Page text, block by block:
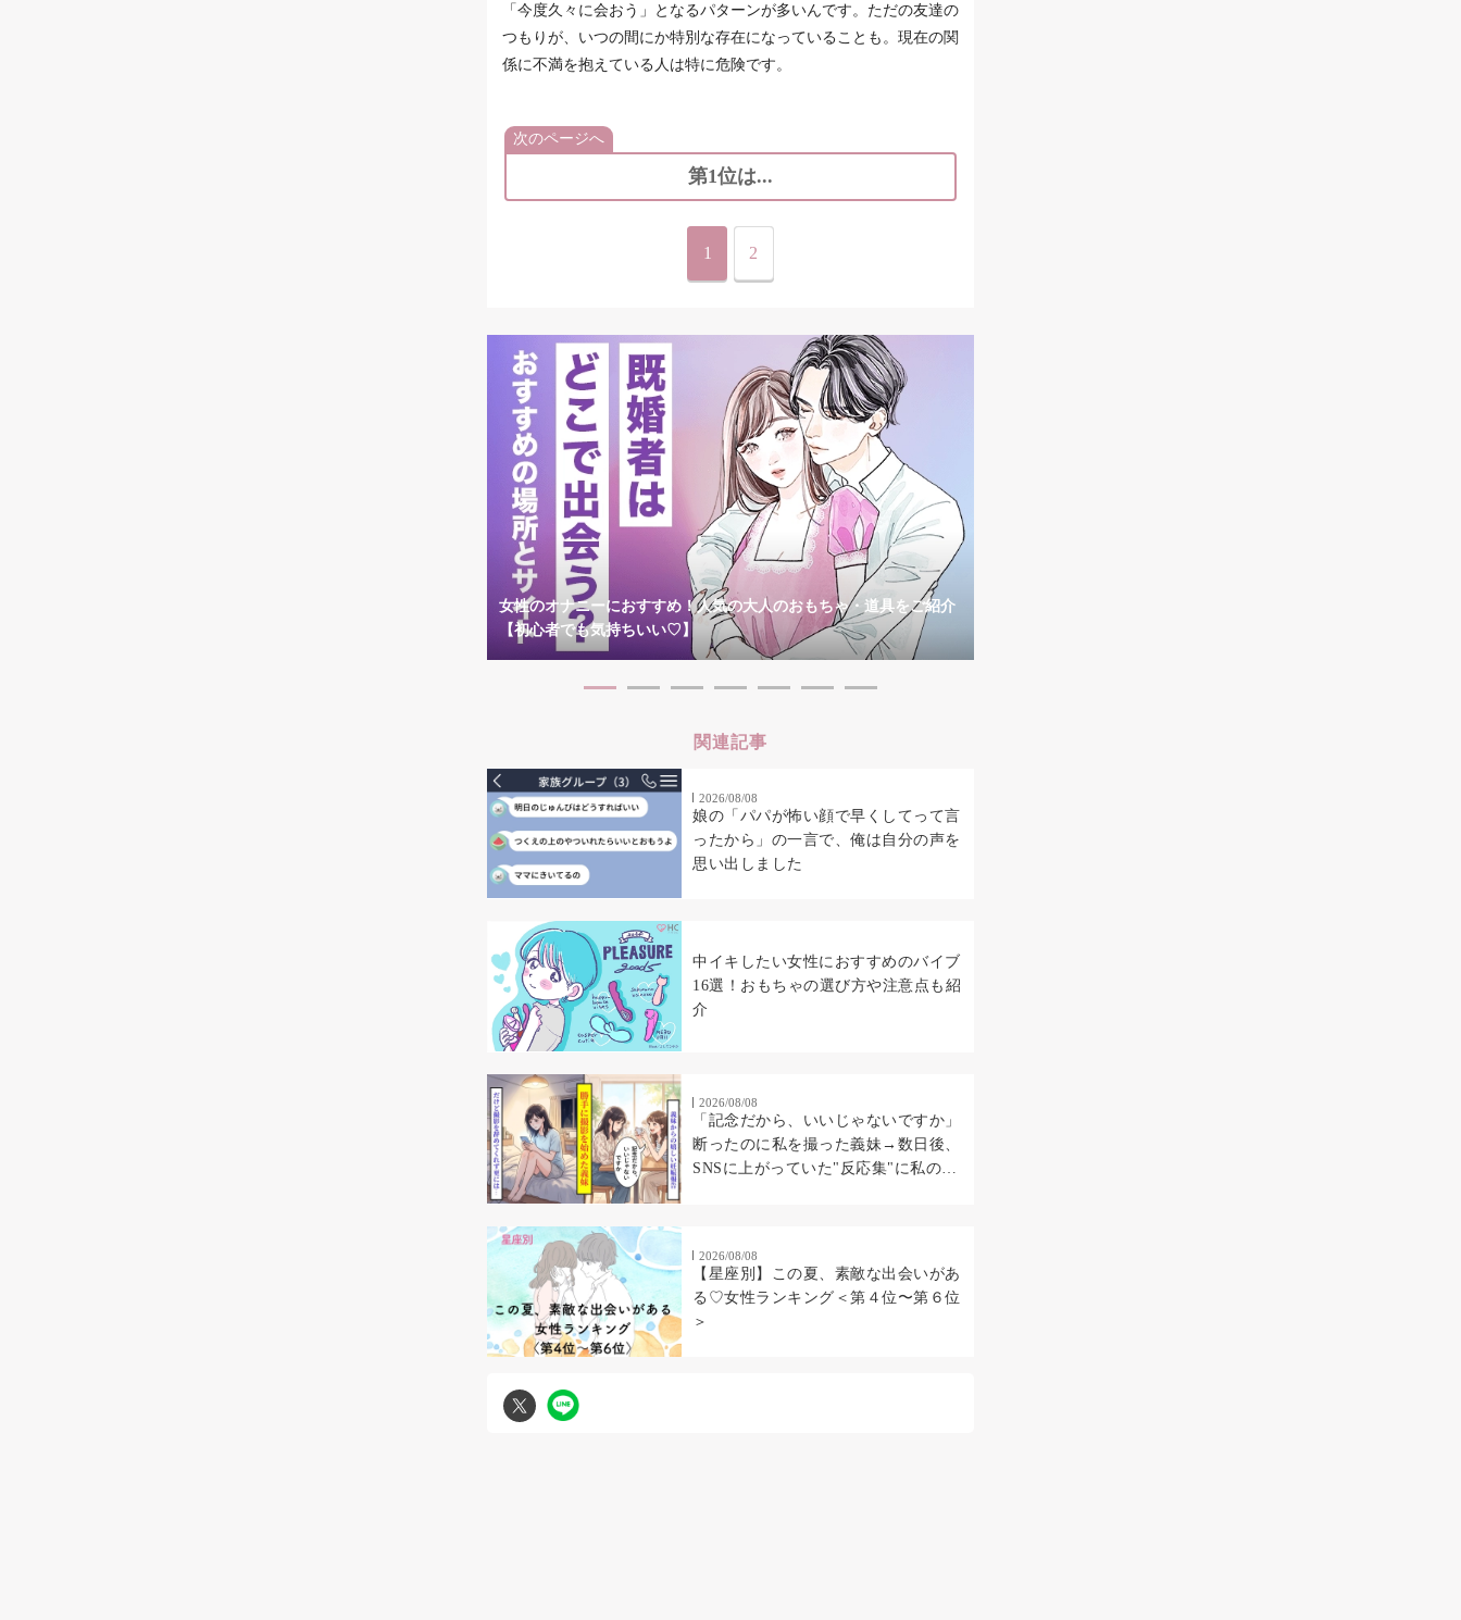
「今度久々に会おう」となるパターンが多いんです。ただの友達の
つもりが、いつの間にか特別な存在になっていることも。現在の関
係に不満を抱えている人は特に危険です。
次のページへ
第1位は...
1 2
女性のオナニーにおすすめ！人気の大人のおもちゃ・道具をご紹介
【初心者でも気持ちいい♡】
関連記事
2026/08/08
娘の「パパが怖い顔で早くしてって言
ったから」の一言で、俺は自分の声を
思い出しました
中イキしたい女性におすすめのバイブ
16選！おもちゃの選び方や注意点も紹
介
2026/08/08
「記念だから、いいじゃないですか」
断ったのに私を撮った義妹→数日後、
SNSに上がっていた"反応集"に私の顔
2026/08/08
【星座別】この夏、素敵な出会いがあ
る♡女性ランキング＜第４位〜第６位
＞